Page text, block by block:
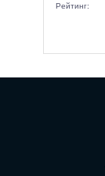
Рейтинг: